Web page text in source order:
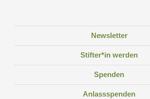
Newsletter
Stifter*in werden
Spenden
Anlassspenden